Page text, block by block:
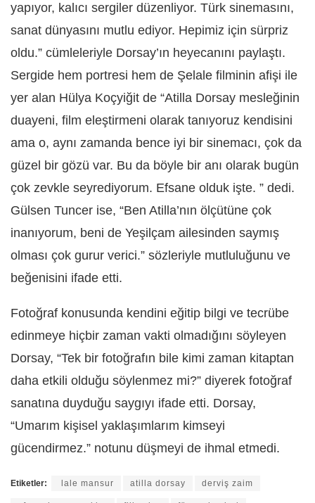
yapıyor, kalıcı sergiler düzenliyor. Türk sinemasını,
sanat dünyasını mutlu ediyor. Hepimiz için sürpriz
oldu.” cümleleriyle Dorsay’ın heyecanını paylaştı.
Sergide hem portresi hem de Şelale filminin afişi ile
yer alan Hülya Koçyiğit de “Atilla Dorsay mesleğinin
duayeni, film eleştirmeni olarak tanıyoruz kendisini
ama o, aynı zamanda bence iyi bir sinemacı, çok da
güzel bir gözü var. Bu da böyle bir anı olarak bugün
çok zevkle seyrediyorum. Efsane olduk işte. ” dedi.
Gülsen Tuncer ise, “Ben Atilla’nın ölçütüne çok
inanıyorum, beni de Yeşilçam ailesinden saymış
olması çok gurur verici.” sözleriyle mutluluğunu ve
beğenisini ifade etti.
Fotoğraf konusunda kendini eğitip bilgi ve tecrübe
edinmeye hiçbir zaman vakti olmadığını söyleyen
Dorsay, “Tek bir fotoğrafın bile kimi zaman kitaptan
daha etkili olduğu söylenmez mi?” diyerek fotoğraf
sanatına duyduğu saygıyı ifade etti. Dorsay,
“Umarım kişisel yaklaşımlarım kimseyi
gücendirmez.” notunu düşmeyi de ihmal etmedi.
Etiketler: lale mansur atilla dorsay derviş zaim